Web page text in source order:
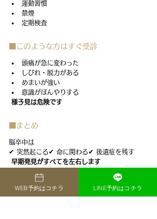
運動習慣
禁煙
定期検査
■このような方はすぐ受診
頭痛が急に変わった
しびれ・脱力がある
めまいが強い
意識がぼんやりする
様子見は危険です
■まとめ
脳卒中は
✔ 突然起こる✔ 命に関わる✔ 後遺症を残す
早期発見がすべてを左右します
執筆者情報
WEB予約はコチラ LINE予約はコチラ